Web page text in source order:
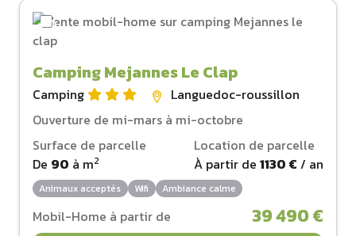
Camping Mejannes Le Clap
Camping
Languedoc-roussillon
Ouverture de mi-mars à mi-octobre
Surface de parcelle
De 90 à m2
Location de parcelle
À partir de 1130 € / an
Animaux acceptés Wifi Ambiance calme
Mobil-Home à partir de 39 490 €